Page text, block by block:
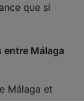
que si
Málaga
Málaga et